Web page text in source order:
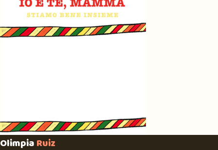
OlimpiaRuiz